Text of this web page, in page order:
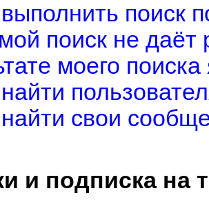
поиск
поиск не даёт
моего
свои
и подписка на